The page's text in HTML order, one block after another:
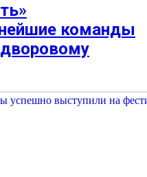
команды